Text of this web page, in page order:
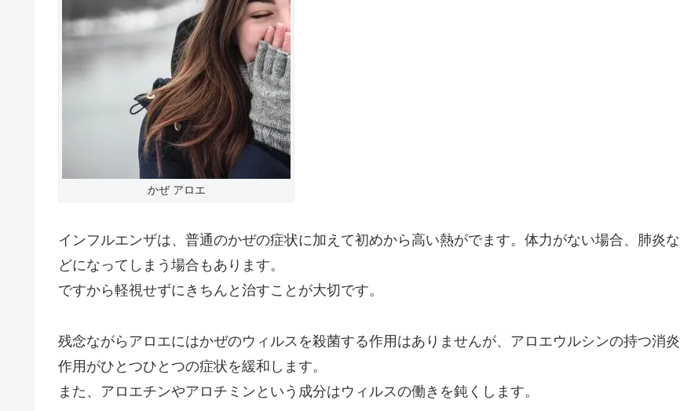
かぜ アロエ
インフルエンザは、普通のかぜの症状に加えて初めから高い熱がでます。体力がない場合、肺炎な
どになってしまう場合もあります。
ですから軽視せずにきちんと治すことが大切です。
残念ながらアロエにはかぜのウィルスを殺菌する作用はありませんが、アロエウルシンの持つ消炎
作用がひとつひとつの症状を緩和します。
また、アロエチンやアロチミンという成分はウィルスの働きを鈍くします。